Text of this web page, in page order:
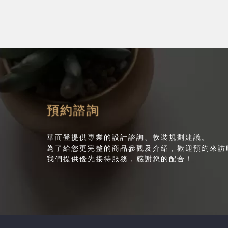
預約諮詢
華而登提供專業的設計諮詢、軟裝規劃建議。
為了給您更完整的商品參觀及介紹，歡迎預約來訪
我們提供優先接待服務，感謝您的配合！